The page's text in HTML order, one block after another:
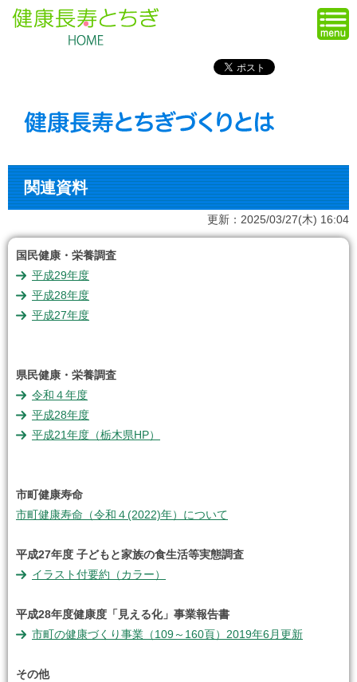
関連資料
更新：2025/03/27(木) 16:04
国民健康・栄養調査
平成29年度
平成28年度
平成27年度
県民健康・栄養調査
令和４年度
平成28年度
平成21年度（栃木県HP）
市町健康寿命
市町健康寿命（令和４(2022)年）について
平成27年度 子どもと家族の食生活等実態調査
イラスト付要約（カラー）
平成28年度健康度「見える化」事業報告書
市町の健康づくり事業（109～160頁）2019年6月更新
その他